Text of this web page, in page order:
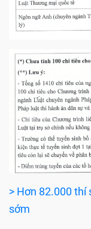
> Hơn 82.000
sớm